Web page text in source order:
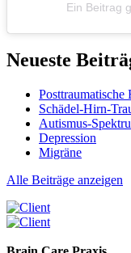
Ein Beitrag
Neueste
Posttraumatische
Schädel-Hirn-
Autismus-
Depression
Migräne
Alle Beiträge anzeigen